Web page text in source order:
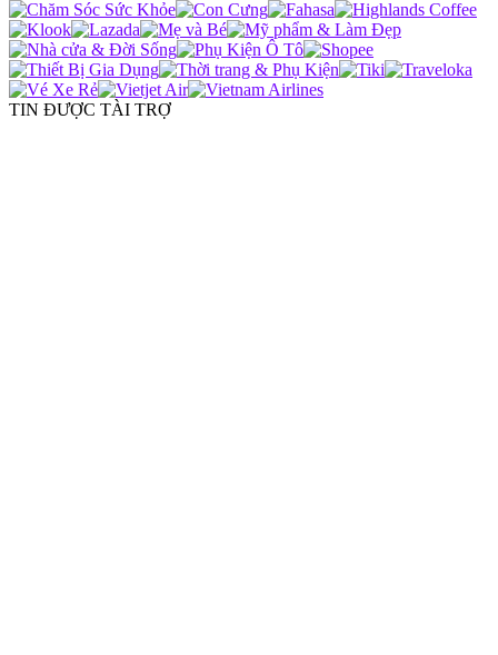
TIN ĐƯỢC TÀI TRỢ